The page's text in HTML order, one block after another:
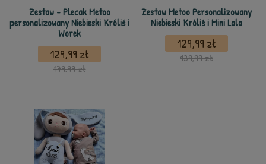
Zestaw - Plecak Metoo
personalizowany Niebieski Króliś i
Worek
129,99 zł
179,99 zł
Zestaw Metoo Personalizowany
Niebieski Króliś i Mini Lala
129,99 zł
139,99 zł